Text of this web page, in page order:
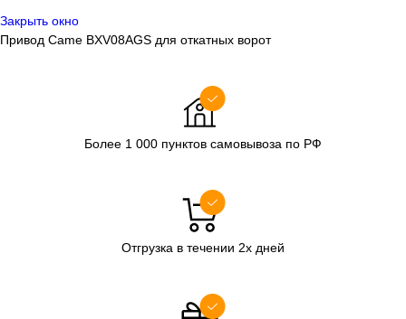
Закрыть окно
Привод Came BXV08AGS для откатных ворот
Более 1 000 пунктов самовывоза по РФ
Отгрузка в течении 2х дней